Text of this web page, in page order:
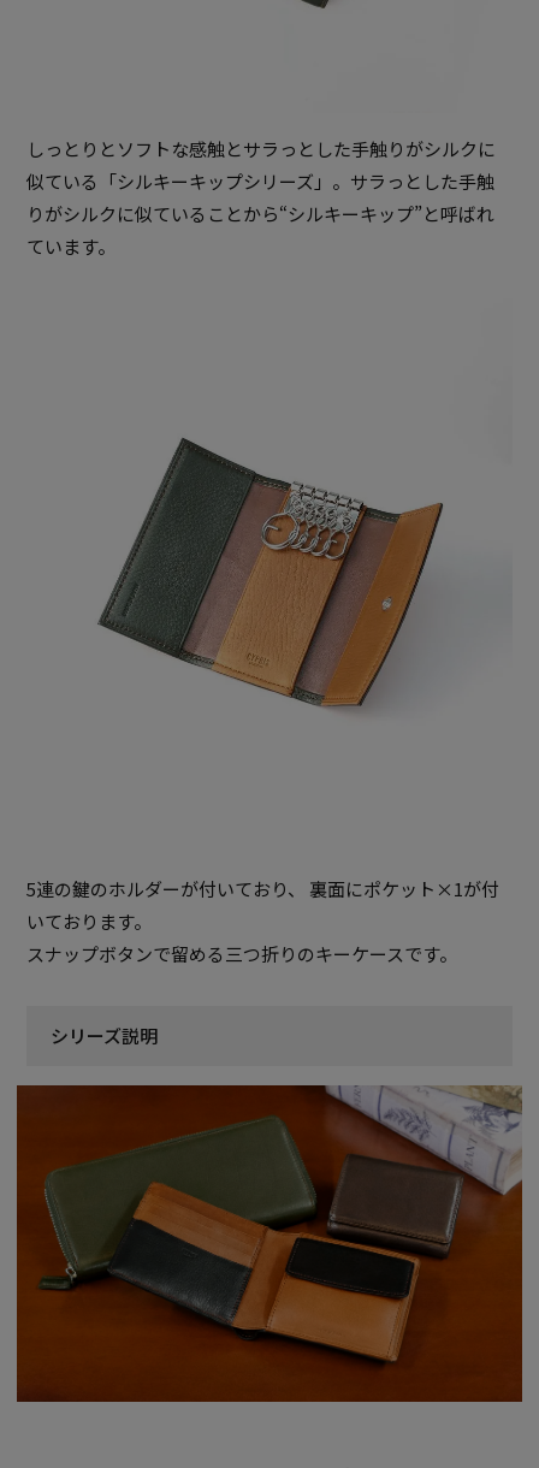
しっとりとソフトな感触とサラっとした手触りがシルクに
似ている「シルキーキップシリーズ」。サラっとした手触
りがシルクに似ていることから“シルキーキップ”と呼ばれ
ています。
5連の鍵のホルダーが付いており、 裏面にポケット×1が付
いております。
スナップボタンで留める三つ折りのキーケースです。
シリーズ説明